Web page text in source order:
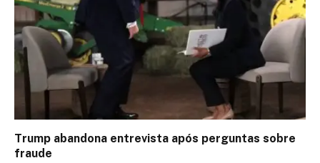
Trump abandona entrevista após perguntas sobre
fraude